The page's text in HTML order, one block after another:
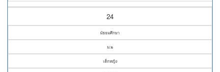
24
มัธยมศึกษา
ม.๒
เด็กหญิง